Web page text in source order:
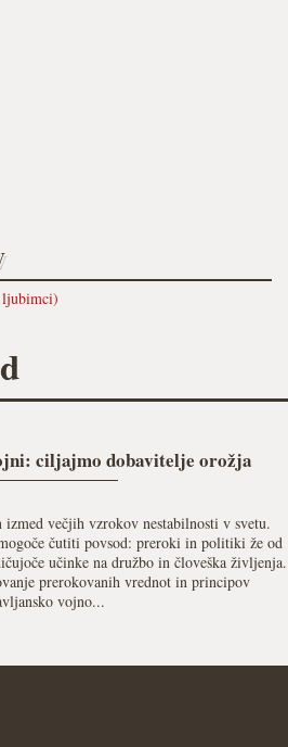
ciljajmo dobavitelje orožja
večjih vzrokov nestabilnosti v svetu.
čutiti povsod: preroki in politiki že od
učinke na družbo in človeška življenja.
prerokovanih vrednot in principov
vojno...